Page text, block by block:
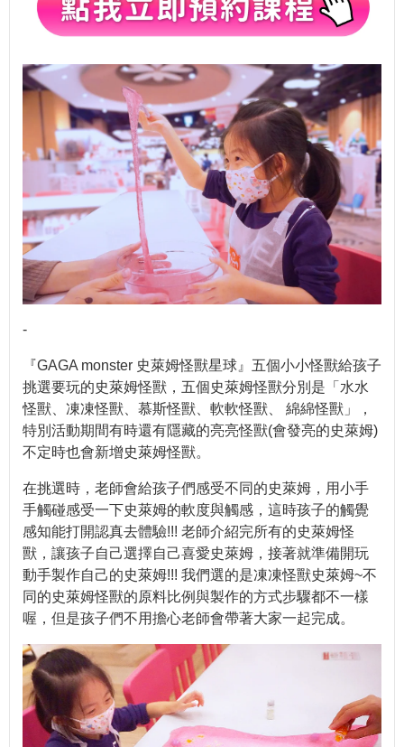
-
『GAGA monster 史萊姆怪獸星球』五個小小怪獸給孩子
挑選要玩的史萊姆怪獸，五個史萊姆怪獸分別是「水水
怪獸、凍凍怪獸、慕斯怪獸、軟軟怪獸、 綿綿怪獸」，
特別活動期間有時還有隱藏的亮亮怪獸(會發亮的史萊姆)
不定時也會新增史萊姆怪獸。
在挑選時，老師會給孩子們感受不同的史萊姆，用小手
手觸碰感受一下史萊姆的軟度與觸感，這時孩子的觸覺
感知能打開認真去體驗!!! 老師介紹完所有的史萊姆怪
獸，讓孩子自己選擇自己喜愛史萊姆，接著就準備開玩
動手製作自己的史萊姆!!! 我們選的是凍凍怪獸史萊姆~不
同的史萊姆怪獸的原料比例與製作的方式步驟都不一樣
喔，但是孩子們不用擔心老師會帶著大家一起完成。